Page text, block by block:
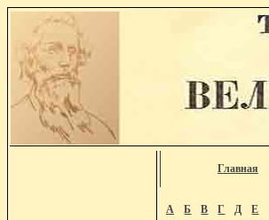
Главная
А Б В Г Д Е